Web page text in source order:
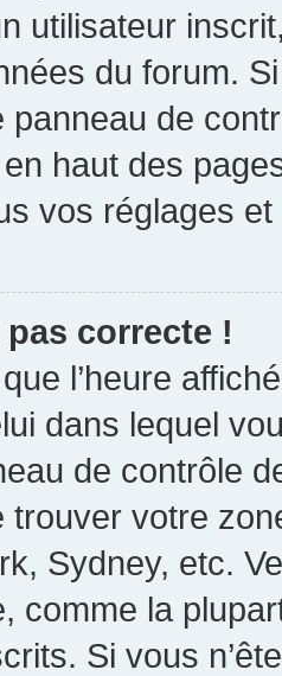
utilisateur
du forum.
de
haut des
vos réglages
pas correcte !
l’heure
dans lequel
de contrôle
trouver votre
Sydney, etc.
comme la
Si vous